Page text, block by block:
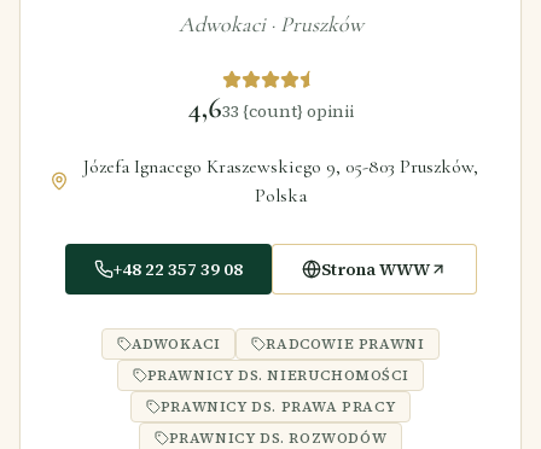
Adwokaci· Pruszków
4,633 {count} opinii
Józefa Ignacego Kraszewskiego 9, 05-803 Pruszków,
Polska
+48 22 357 39 08 Strona WWW
ADWOKACI
RADCOWIE PRAWNI
PRAWNICY DS. NIERUCHOMOŚCI
PRAWNICY DS. PRAWA PRACY
PRAWNICY DS. ROZWODÓW